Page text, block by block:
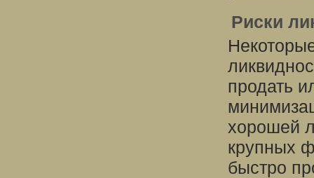
Риски
продать
хорошей
крупных
быстро